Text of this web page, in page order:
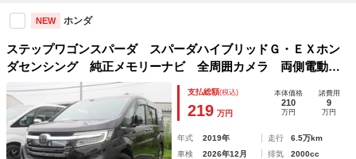
NEW ホンダ
ステップワゴンスパーダ スパーダハイブリッドＧ・ＥＸホン
ダセンシング 純正メモリーナビ 全周囲カメラ 両側電動ス
ライドドア わくわくゲート 純正１６インチアルミ（夏）
純正ドライブレコーダー（前） ＥＴＣ 前席シートヒータ
ー ＬＥＤヘッドライト ＬＥＤフォグライト 禁煙
支払総額(税込)
219 万円
本体価格
210
万円
諸費用
9
万円
年式 2019年 走行
6.5万km
車検
2026年12月 排気
2000cc